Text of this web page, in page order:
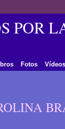
POR
Fotos Vídeos